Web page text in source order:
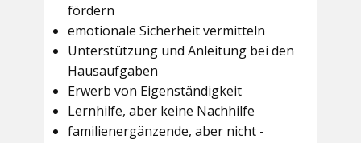
fördern
emotionale Sicherheit vermitteln
Unterstützung und Anleitung bei den
Hausaufgaben
Erwerb von Eigenständigkeit
Lernhilfe, aber keine Nachhilfe
familienergänzende, aber nicht -